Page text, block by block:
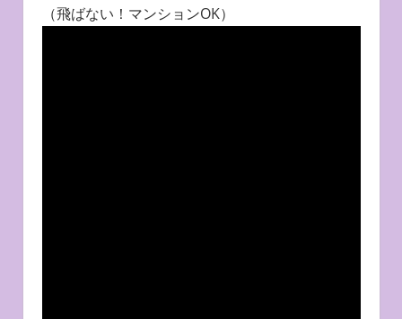
（飛ばない！マンションOK）